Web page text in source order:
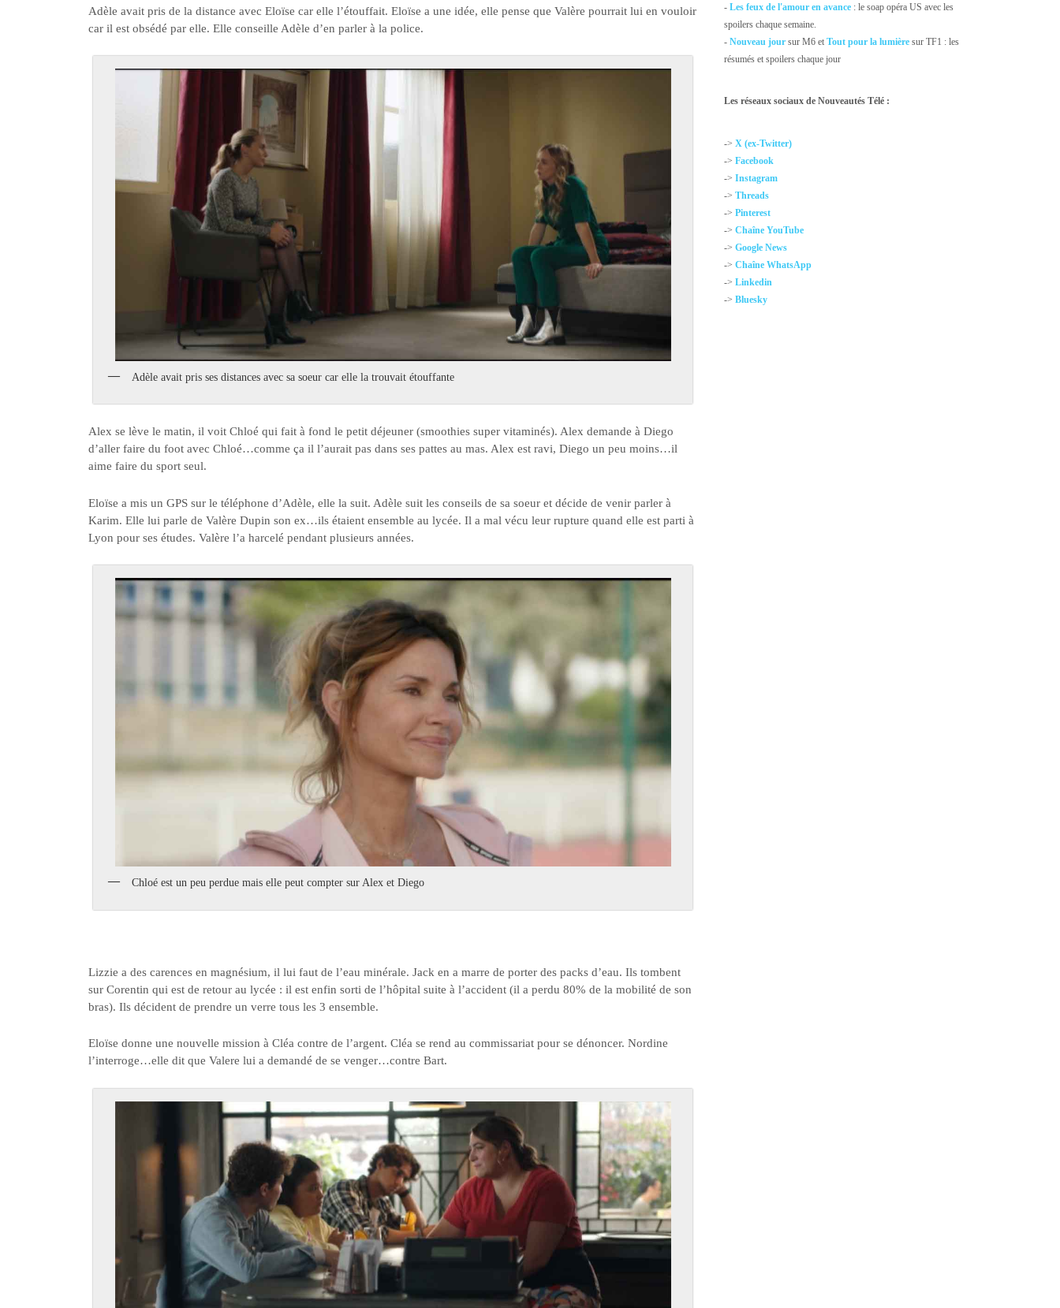
Adèle avait pris de la distance avec Eloïse car elle l’étouffait. Eloïse a une idée, elle pense que Valère pourrait lui en vouloir
car il est obsédé par elle. Elle conseille Adèle d’en parler à la police.
Adèle avait pris ses distances avec sa soeur car elle la trouvait étouffante
Alex se lève le matin, il voit Chloé qui fait à fond le petit déjeuner (smoothies super vitaminés). Alex demande à Diego
d’aller faire du foot avec Chloé…comme ça il l’aurait pas dans ses pattes au mas. Alex est ravi, Diego un peu moins…il
aime faire du sport seul.
Eloïse a mis un GPS sur le téléphone d’Adèle, elle la suit. Adèle suit les conseils de sa soeur et décide de venir parler à
Karim. Elle lui parle de Valère Dupin son ex…ils étaient ensemble au lycée. Il a mal vécu leur rupture quand elle est parti à
Lyon pour ses études. Valère l’a harcelé pendant plusieurs années.
Chloé est un peu perdue mais elle peut compter sur Alex et Diego
Lizzie a des carences en magnésium, il lui faut de l’eau minérale. Jack en a marre de porter des packs d’eau. Ils tombent
sur Corentin qui est de retour au lycée : il est enfin sorti de l’hôpital suite à l’accident (il a perdu 80% de la mobilité de son
bras). Ils décident de prendre un verre tous les 3 ensemble.
Eloïse donne une nouvelle mission à Cléa contre de l’argent. Cléa se rend au commissariat pour se dénoncer. Nordine
l’interroge…elle dit que Valere lui a demandé de se venger…contre Bart.
-Les feux de l'amour en avance : le soap opéra US avec les
spoilers chaque semaine.
-Nouveau jour sur M6 etTout pour la lumière sur TF1 : les
résumés et spoilers chaque jour
Les réseaux sociaux de Nouveautés Télé :
->X (ex-Twitter)
->Facebook
->Instagram
->Threads
->Pinterest
->Chaîne YouTube
->Google News
->Chaîne WhatsApp
->Linkedin
->Bluesky